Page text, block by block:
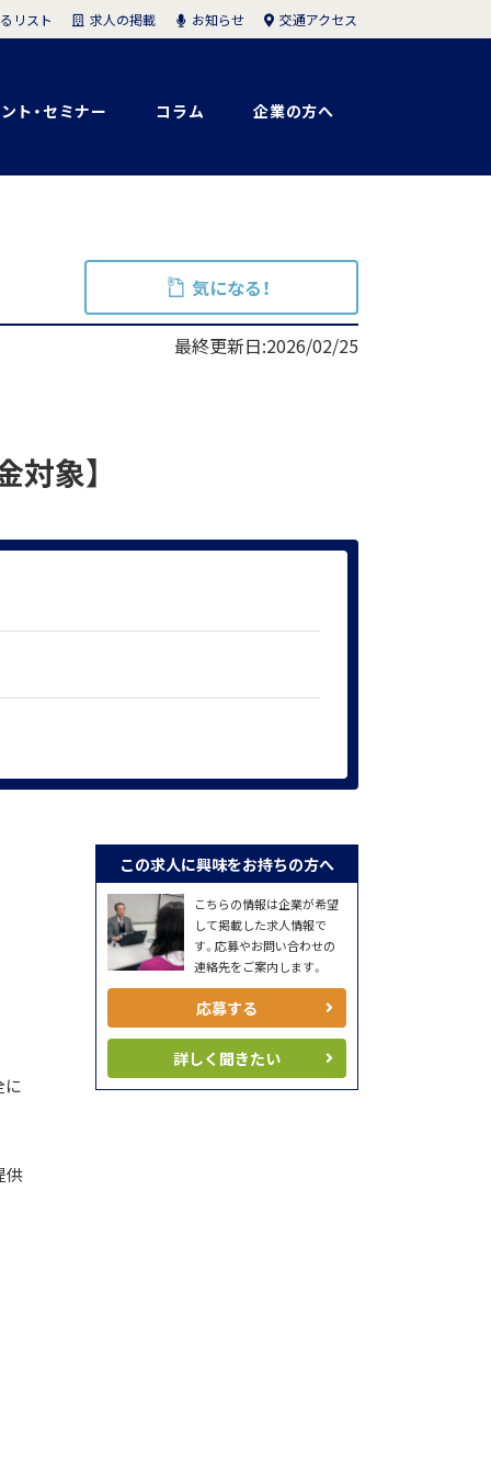
ト・セミナー コラム 企業の方へ
リスト 求人の掲載 お知らせ 交通アクセス
気になる！
最終更新日:2026/02/25
象】
に
供
この求人に興味をお持ちの方へ
こちらの情報は企業が希望
して掲載した求人情報で
す。応募やお問い合わせの
連絡先をご案内します。
応募する
詳しく聞きたい